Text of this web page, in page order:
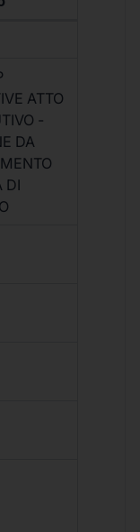
ATTO
-
DA
DI